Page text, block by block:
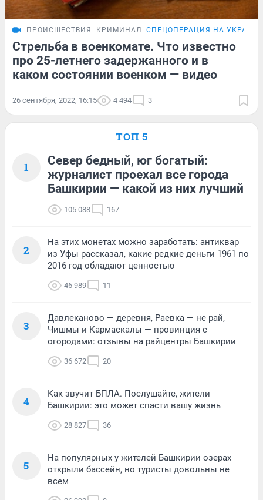
ПРОИСШЕСТВИЯ КРИМИНАЛ СПЕЦОПЕРАЦИЯ НА УКРАИНЕ
Стрельба в военкомате. Что известно
про 25-летнего задержанного и в
каком состоянии военком — видео
26 сентября, 2022, 16:15 4 494 3
ТОП 5
1
Север бедный, юг богатый:
журналист проехал все города
Башкирии — какой из них лучший
105 088 167
2
На этих монетах можно заработать: антиквар
из Уфы рассказал, какие редкие деньги 1961 по
2016 год обладают ценностью
46 989 11
3
Давлеканово — деревня, Раевка — не рай,
Чишмы и Кармаскалы — провинция с
огородами: отзывы на райцентры Башкирии
36 672 20
4
Как звучит БПЛА. Послушайте, жители
Башкирии: это может спасти вашу жизнь
28 827 36
5
На популярных у жителей Башкирии озерах
открыли бассейн, но туристы довольны не
всем